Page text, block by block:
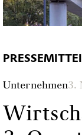
Unternehmen3.